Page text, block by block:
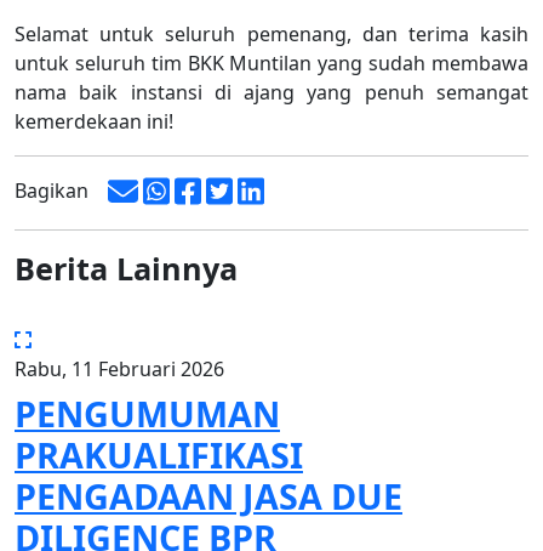
Selamat untuk seluruh pemenang, dan terima kasih
untuk seluruh tim BKK Muntilan yang sudah membawa
nama baik instansi di ajang yang penuh semangat
kemerdekaan ini!
Bagikan
Berita Lainnya
Rabu, 11 Februari 2026
PENGUMUMAN
PRAKUALIFIKASI
PENGADAAN JASA DUE
DILIGENCE BPR